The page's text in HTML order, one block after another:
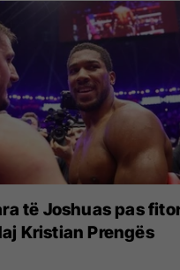
të Joshuas pas
Kristian Prengës